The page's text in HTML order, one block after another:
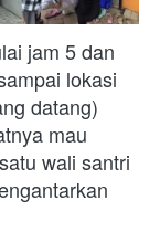
jam 5 dan
lokasi
datang)
mau
wali santri